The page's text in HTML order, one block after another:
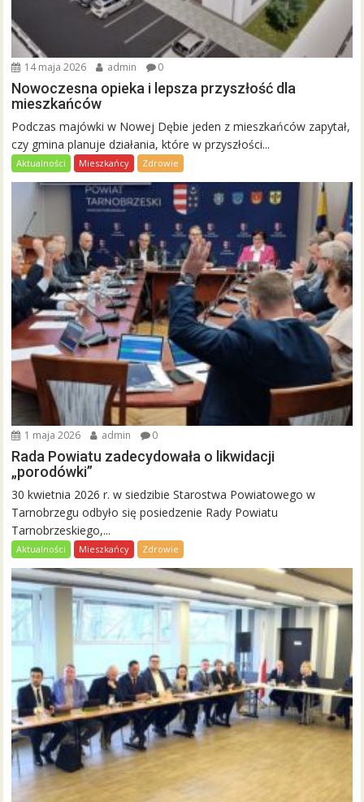
14 maja 2026 admin 0
Nowoczesna opieka i lepsza przyszłość dla
mieszkańców
Podczas majówki w Nowej Dębie jeden z mieszkańców zapytał,
czy gmina planuje działania, które w przyszłości...
Aktualności Mieszkańcy Zdrowie
1 maja 2026 admin 0
Rada Powiatu zadecydowała o likwidacji
„porodówki”
30 kwietnia 2026 r. w siedzibie Starostwa Powiatowego w
Tarnobrzegu odbyło się posiedzenie Rady Powiatu
Tarnobrzeskiego,...
Aktualności Mieszkańcy Zdrowie